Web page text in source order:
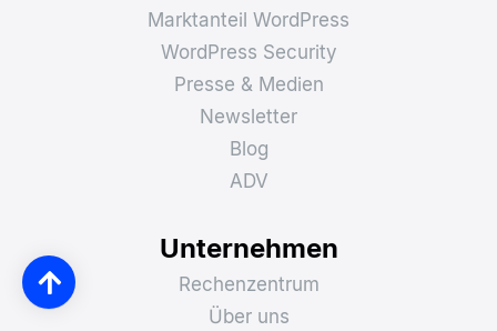
Marktanteil WordPress
WordPress Security
Presse & Medien
Newsletter
Blog
ADV
Unternehmen
Rechenzentrum
Über uns